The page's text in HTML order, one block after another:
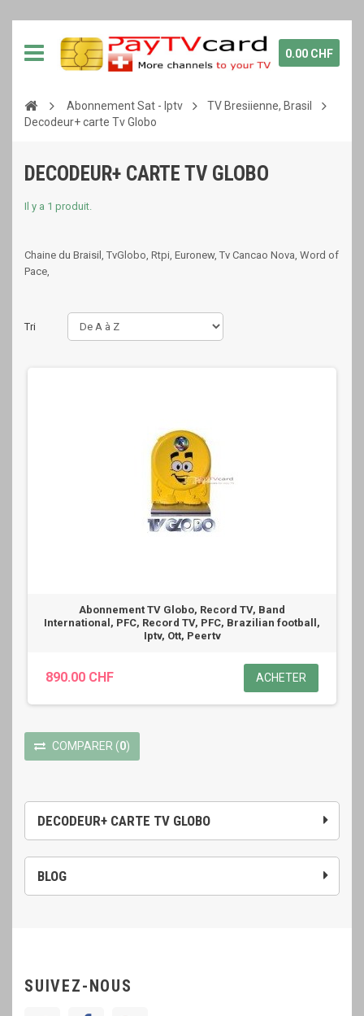
0.00 CHF
Abonnement Sat - Iptv
TV Bresiienne, Brasil
Decodeur+ carte Tv Globo
DECODEUR+ CARTE TV GLOBO
BLOG
DECODEUR+ CARTE TV GLOBO
Il y a 1 produit.
Chaine du Braisil, TvGlobo, Rtpi, Euronew, Tv Cancao Nova, Word of
Pace,
Tri
Abonnement TV Globo, Record TV, Band
International, PFC, Record TV, PFC, Brazilian football,
Iptv, Ott, Peertv
890.00 CHF ACHETER
COMPARER (0)
SUIVEZ-NOUS